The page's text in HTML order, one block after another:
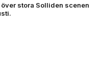
stora Solliden scenen